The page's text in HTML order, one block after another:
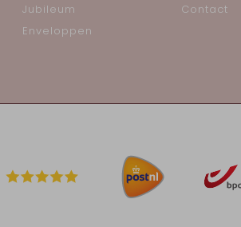
Jubileum
Enveloppen
Contact